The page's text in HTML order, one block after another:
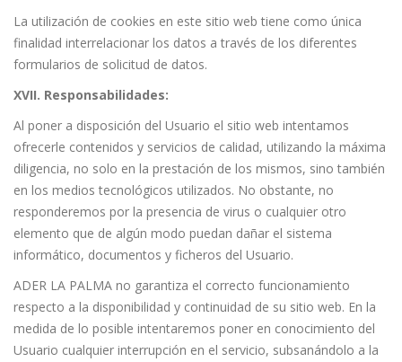
La utilización de cookies en este sitio web tiene como única
finalidad interrelacionar los datos a través de los diferentes
formularios de solicitud de datos.
XVII. Responsabilidades:
Al poner a disposición del Usuario el sitio web intentamos
ofrecerle contenidos y servicios de calidad, utilizando la máxima
diligencia, no solo en la prestación de los mismos, sino también
en los medios tecnológicos utilizados. No obstante, no
responderemos por la presencia de virus o cualquier otro
elemento que de algún modo puedan dañar el sistema
informático, documentos y ficheros del Usuario.
ADER LA PALMA no garantiza el correcto funcionamiento
respecto a la disponibilidad y continuidad de su sitio web. En la
medida de lo posible intentaremos poner en conocimiento del
Usuario cualquier interrupción en el servicio, subsanándolo a la